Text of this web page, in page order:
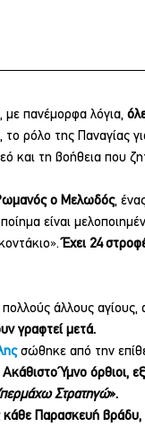
με πανέμορφα λόγια,
το ρόλο της Παναγίας
τη βοήθεια που
Ρωμανός ο Μελωδός,
είναι
Έχει 24
άλλους αγίους,
γραφτεί μετά.
σώθηκε από την
Ύμνο όρθιοι,
Στρατηγώ».
κάθε Παρασκευή βράδυ,